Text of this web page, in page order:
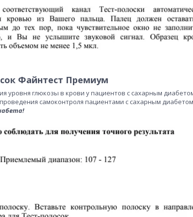
Файнтест Премиум
уровня глюкозы в крови у пациентов с сахарным
самоконтроля пациентами с сахарным